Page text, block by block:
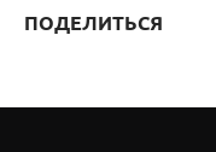
ПОДЕЛИТЬСЯ